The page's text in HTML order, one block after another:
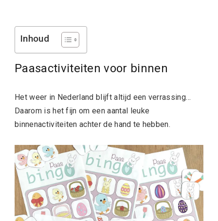
Inhoud
Paasactiviteiten voor binnen
Het weer in Nederland blijft altijd een verrassing…
Daarom is het fijn om een aantal leuke
binnenactiviteiten achter de hand te hebben.